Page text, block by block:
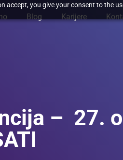
accept, you give your consent to the
Blog Karijere
– 27.